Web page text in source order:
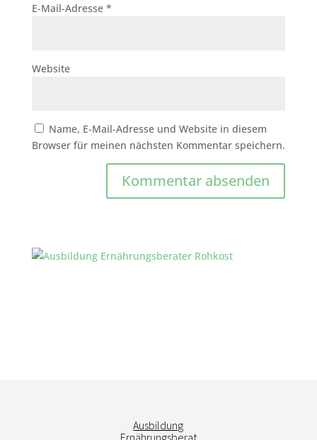
E-Mail-Adresse *
Website
Name, E-Mail-Adresse und Website in diesem
Browser für meinen nächsten Kommentar speichern.
Ausbildung
Ernährungsberat